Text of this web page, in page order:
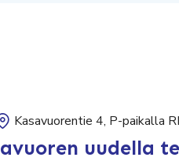
Kasavuorentie 4, P-paikalla
uudella